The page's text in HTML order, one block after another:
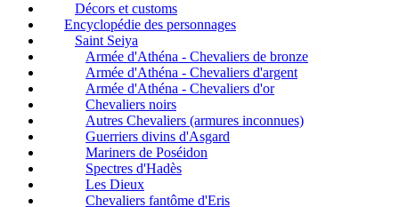
Décors et customs
Encyclopédie des personnages
Saint Seiya
Armée d'Athéna - Chevaliers de bronze
Armée d'Athéna - Chevaliers d'argent
Armée d'Athéna - Chevaliers d'or
Chevaliers noirs
Autres Chevaliers (armures inconnues)
Guerriers divins d'Asgard
Mariners de Poséidon
Spectres d'Hadès
Les Dieux
Chevaliers fantôme d'Eris